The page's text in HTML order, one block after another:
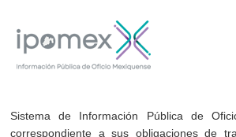
Sistema de Información Pública de
correspondiente a sus obligaciones de